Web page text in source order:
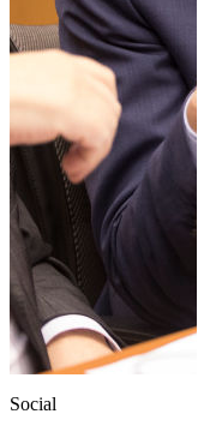
Social